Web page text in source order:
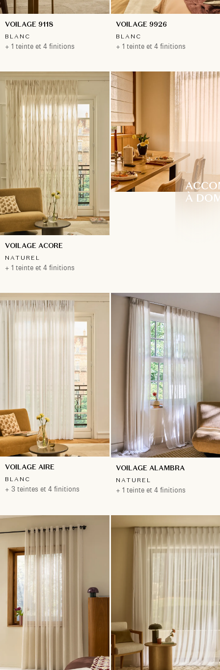
VOILAGE 9118
BLANC
+ 1 teinte et 4 finitions
VOILAGE 9926
BLANC
+ 1 teinte et 4 finitions
VOILAGE ACORE
NATUREL
+ 1 teinte et 4 finitions
À
VOILAGE AIRE
BLANC
+ 3 teintes et 4 finitions
VOILAGE ALAMBRA
NATUREL
+ 1 teinte et 4 finitions